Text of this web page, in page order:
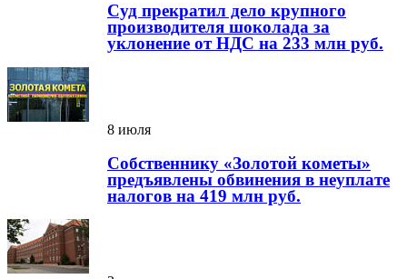
Суд прекратил дело крупного
производителя шоколада за
уклонение от НДС на 233 млн руб.
8 июля
Собственнику «Золотой кометы»
предъявлены обвинения в неуплате
налогов на 419 млн руб.